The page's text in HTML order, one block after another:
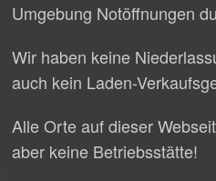
Umgebung Notöffnungen
Wir haben keine
auch kein Laden-
Alle Orte auf dieser
aber keine Betriebsstätte!